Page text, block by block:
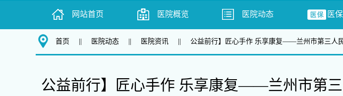
网站首页 医院概览 医院动态 医
首页 医院动态 医院资讯 公益前行】匠心手作 乐享康复——兰州市第三人
公益前行】匠心手作 乐享康复——兰州市第